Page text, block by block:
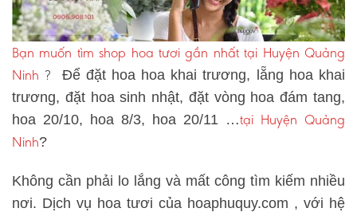
Bạn muốn tìm shop hoa tươi gần nhất tại Huyện Quảng
Ninh ? Để đặt hoa hoa khai trương, lẵng hoa khai
trương, đặt hoa sinh nhật, đặt vòng hoa đám tang,
hoa 20/10, hoa 8/3, hoa 20/11 …tại Huyện Quảng
Ninh?
Không cần phải lo lắng và mất công tìm kiếm nhiều
nơi. Dịch vụ hoa tươi của hoaphuquy.com , với hệ